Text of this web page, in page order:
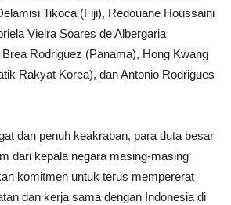
Tikoca (Fiji), Redouane Houssaini
Vieira Soares de Albergaria
Rodriguez (Panama), Hong Kwang
Rakyat Korea), dan Antonio Rodrigues
dan penuh keakraban, para duta besar
dari kepala negara masing-masing
komitmen untuk terus mempererat
dan kerja sama dengan Indonesia di